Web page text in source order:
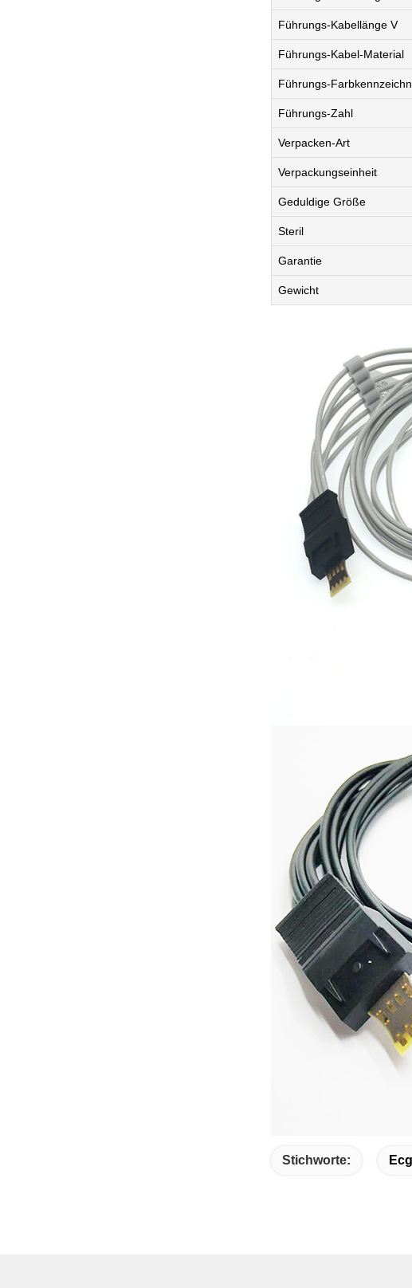
Führungs-Kabellänge V
Führungs-Kabel-Material
Führungs-
Führungs-Zahl
Verpacken-Art
Verpackungseinheit
Geduldige Größe
Steril
Garantie
Gewicht
Stichworte: